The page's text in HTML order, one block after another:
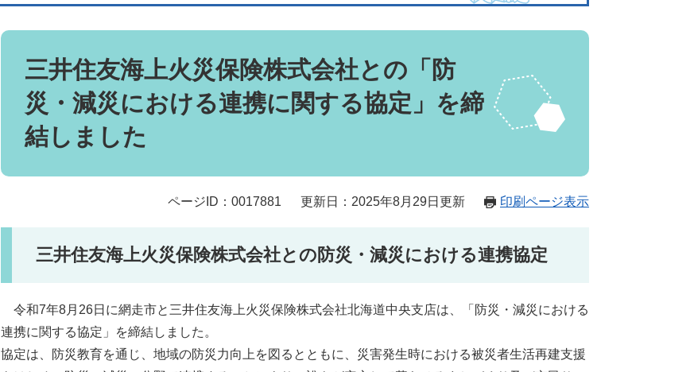
本
三井住友海上火災保険株式会社との「防
災・減災における連携に関する協定」を締
結しました
ページID：0017881 更新日：2025年8月29日更新 印刷ページ表示
三井住友海上火災保険株式会社との防災・減災における連携協定
令和7年8月26日に網走市と三井住友海上火災保険株式会社北海道中央支店は、「防災・減災における
連携に関する協定」を締結しました。
協定は、防災教育を通じ、地域の防災力向上を図るとともに、災害発生時における被災者生活再建支援